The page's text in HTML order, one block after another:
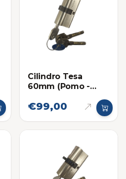
Cilindro Tesa
60mm (Pomo -
€99,00